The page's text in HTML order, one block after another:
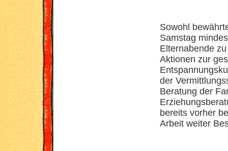
Sowohl
Samstag
Elternabende
Aktionen zur
der
Beratung der
bereits vorher
Arbeit weiter